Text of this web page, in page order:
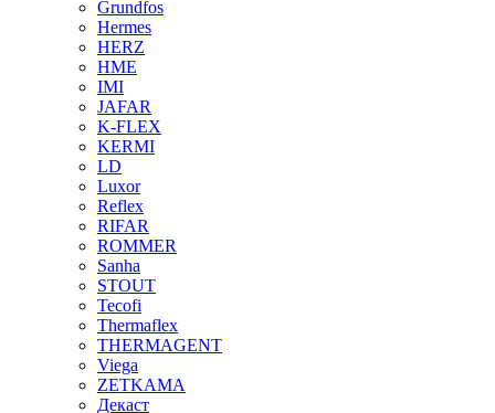
Grundfos
Hermes
HERZ
HME
IMI
JAFAR
K-FLEX
KERMI
LD
Luxor
Reflex
RIFAR
ROMMER
Sanha
STOUT
Tecofi
Thermaflex
THERMAGENT
Viega
ZETKAMA
Декаст